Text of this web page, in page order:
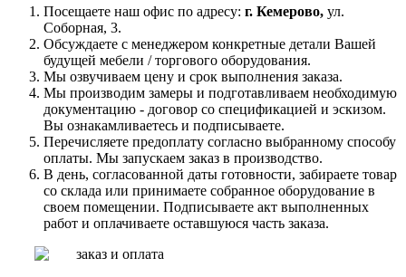
Посещаете наш офис по адресу: г. Кемерово, ул.
Соборная, 3.
Обсуждаете с менеджером конкретные детали Вашей
будущей мебели / торгового оборудования.
Мы озвучиваем цену и срок выполнения заказа.
Мы производим замеры и подготавливаем необходимую
документацию - договор со спецификацией и эскизом.
Вы ознакамливаетесь и подписываете.
Перечисляете предоплату согласно выбранному способу
оплаты. Мы запускаем заказ в производство.
В день, согласованной даты готовности, забираете товар
со склада или принимаете собранное оборудование в
своем помещении. Подписываете акт выполненных
работ и оплачиваете оставшуюся часть заказа.